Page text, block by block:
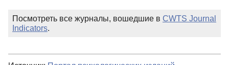
Посмотреть все журналы, вошедшие в CWTS Journal
Indicators.